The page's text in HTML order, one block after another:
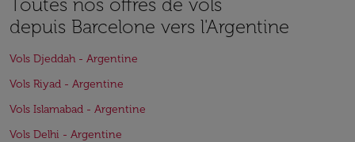
depuis Barcelone vers l'Argentine
Vols Djeddah - Argentine
Vols Riyad - Argentine
Vols Islamabad - Argentine
Vols Delhi - Argentine